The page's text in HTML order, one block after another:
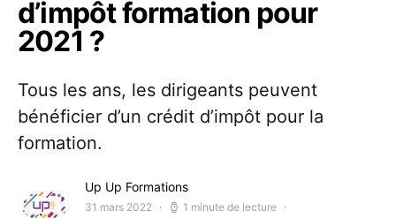
d’impôt formation pour
2021 ?
Tous les ans, les dirigeants peuvent
bénéficier d’un crédit d’impôt pour la
formation.
Up Up Formations
31 mars 2022
1 minute de lecture